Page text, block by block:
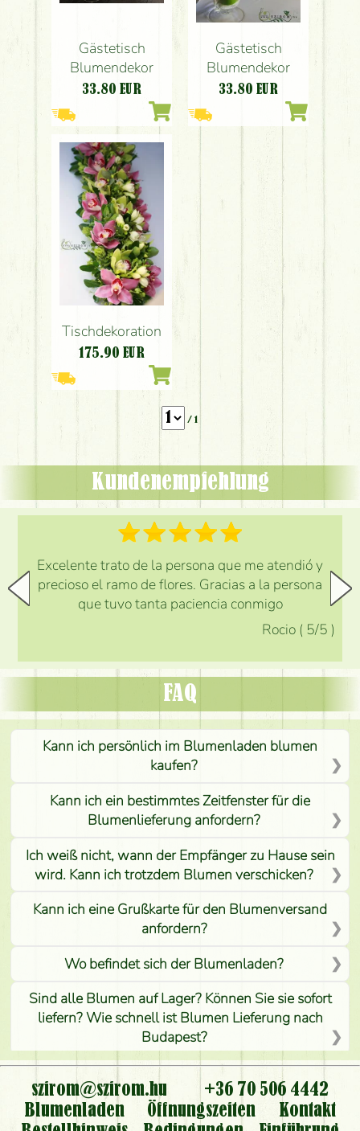
Gästetisch
Blumendekor
33.80 EUR
Gästetisch
Blumendekor
33.80 EUR
Tischdekoration
175.90 EUR
/ 1
Kundenempfehlung
Excelente trato de la persona que me atendió y
precioso el ramo de flores. Gracias a la persona
que tuvo tanta paciencia conmigo
Rocio ( 5/5 )
FAQ
Kann ich persönlich im Blumenladen blumen
kaufen?
Kann ich ein bestimmtes Zeitfenster für die
Blumenlieferung anfordern?
Ich weiß nicht, wann der Empfänger zu Hause sein
wird. Kann ich trotzdem Blumen verschicken?
Kann ich eine Grußkarte für den Blumenversand
anfordern?
Wo befindet sich der Blumenladen?
Sind alle Blumen auf Lager? Können Sie sie sofort
liefern? Wie schnell ist Blumen Lieferung nach
Budapest?
Ist der Blumenladen non stop geöffnet?
Kann ich den bestellten Blumenstrauß persönlich
nehmen oder nur per Blumenversand?
szirom@szirom.hu
+36 70 506 4442
Blumenladen
Öffnungszeiten
Kontakt